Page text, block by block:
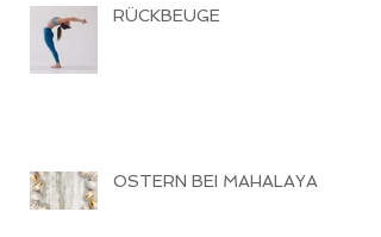
RÜCKBEUGE
OSTERN BEI MAHALAYA